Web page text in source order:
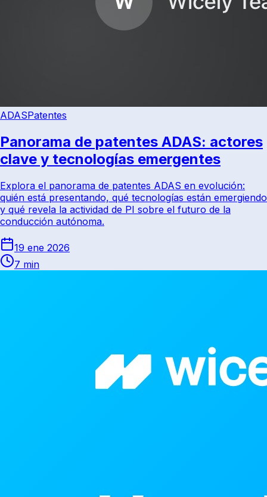
ADASPatentes
Panorama de patentes ADAS: actores
clave y tecnologías emergentes
Explora el panorama de patentes ADAS en evolución:
quién está presentando, qué tecnologías están emergiendo
y qué revela la actividad de PI sobre el futuro de la
conducción autónoma.
19 ene 2026
7 min